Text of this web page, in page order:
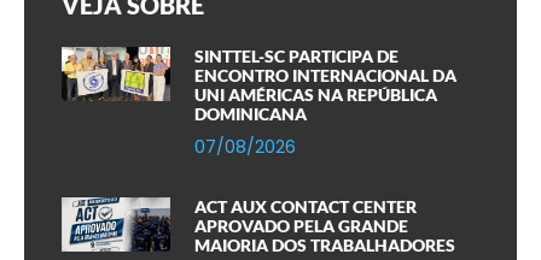
SINTTEL-SC PARTICIPA DE
ENCONTRO INTERNACIONAL DA
UNI AMÉRICAS NA REPÚBLICA
DOMINICANA
07/08/2026
ACT AUX CONTACT CENTER
APROVADO PELA GRANDE
MAIORIA DOS TRABALHADORES